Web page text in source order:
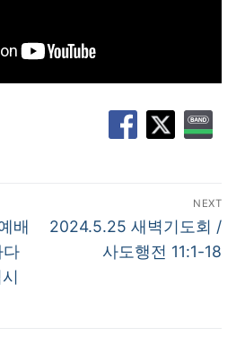
배
NEXT
Next
2024.5.25 새벽기도회 /
사도행전 11:1-18